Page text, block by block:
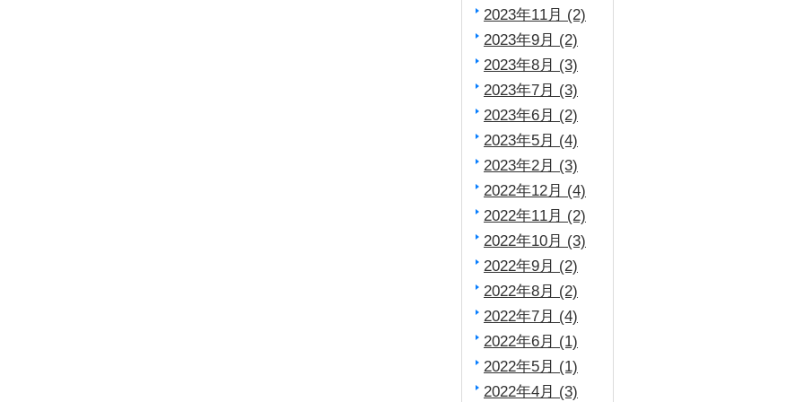
2023年11月 (2)
2023年9月 (2)
2023年8月 (3)
2023年7月 (3)
2023年6月 (2)
2023年5月 (4)
2023年2月 (3)
2022年12月 (4)
2022年11月 (2)
2022年10月 (3)
2022年9月 (2)
2022年8月 (2)
2022年7月 (4)
2022年6月 (1)
2022年5月 (1)
2022年4月 (3)